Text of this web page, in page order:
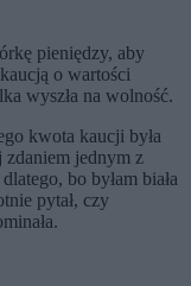
pieniędzy, aby
o wartości
wyszła na wolność.
kwota kaucji była
zdaniem jednym z
bo byłam biała
pytał, czy